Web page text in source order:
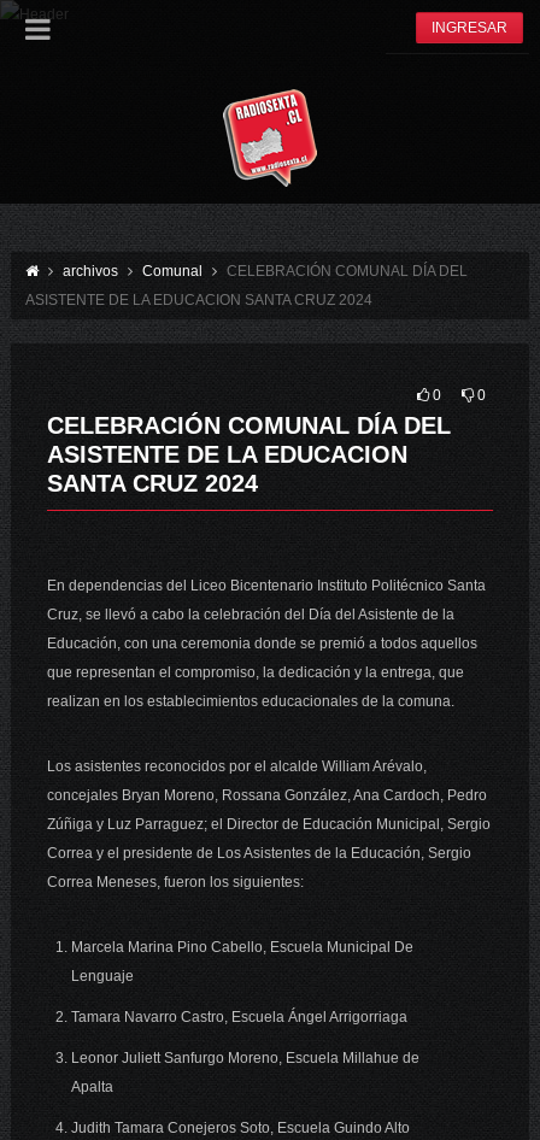
INGRESAR
archivos Comunal
CELEBRACIÓN COMUNAL DÍA DEL
ASISTENTE DE LA EDUCACION SANTA CRUZ 2024
0 0
CELEBRACIÓN COMUNAL DÍA DEL
ASISTENTE DE LA EDUCACION
SANTA CRUZ 2024
En dependencias del Liceo Bicentenario Instituto Politécnico Santa
Cruz, se llevó a cabo la celebración del Día del Asistente de la
Educación, con una ceremonia donde se premió a todos aquellos
que representan el compromiso, la dedicación y la entrega, que
realizan en los establecimientos educacionales de la comuna.
Los asistentes reconocidos por el alcalde William Arévalo,
concejales Bryan Moreno, Rossana González, Ana Cardoch, Pedro
Zúñiga y Luz Parraguez; el Director de Educación Municipal, Sergio
Correa y el presidente de Los Asistentes de la Educación, Sergio
Correa Meneses, fueron los siguientes:
Marcela Marina Pino Cabello, Escuela Municipal De
Lenguaje
Tamara Navarro Castro, Escuela Ángel Arrigorriaga
Leonor Juliett Sanfurgo Moreno, Escuela Millahue de
Apalta
Judith Tamara Conejeros Soto, Escuela Guindo Alto